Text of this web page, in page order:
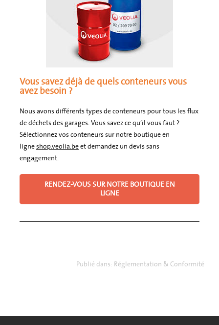
Vous savez déjà de quels conteneurs vous
avez besoin ?
Nous avons différents types de conteneurs pour tous les flux
de déchets des garages. Vous savez ce qu’il vous faut ?
Sélectionnez vos conteneurs sur notre boutique en
ligneshop.veolia.beet demandez un devis sans
engagement.
RENDEZ-VOUS SUR NOTRE BOUTIQUE EN
LIGNE
Publié dans: Réglementation & Conformité